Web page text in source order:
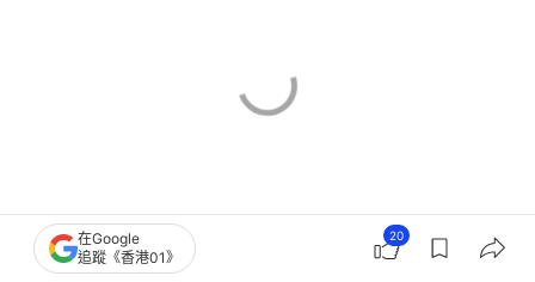
在Google
追蹤《香港01》
20